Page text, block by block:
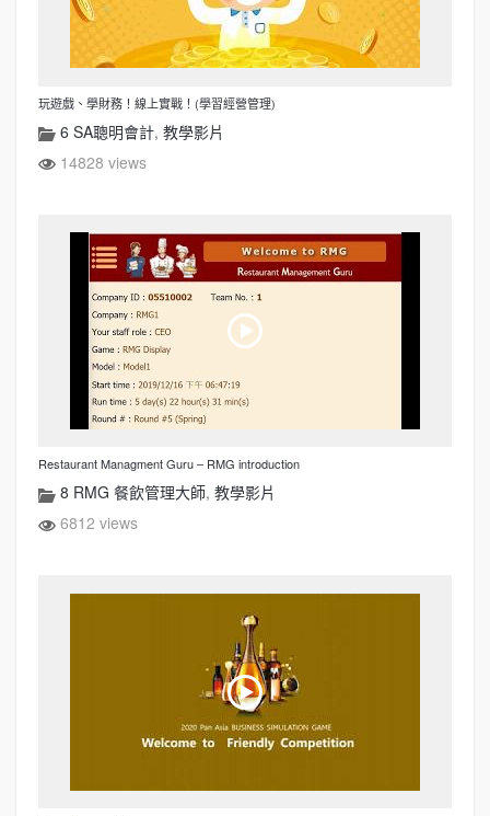
玩遊戲、學財務！線上實戰！(學習經營管理)
6 SA聰明會計, 教學影片
14828 views
Restaurant Managment Guru – RMG introduction
8 RMG 餐飲管理大師, 教學影片
6812 views